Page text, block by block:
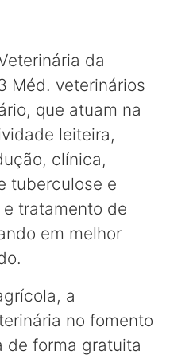
da
Méd. veterinários
que atuam na
leiteira,
clínica,
tuberculose e
tratamento de
em melhor
a
no fomento
de forma gratuita